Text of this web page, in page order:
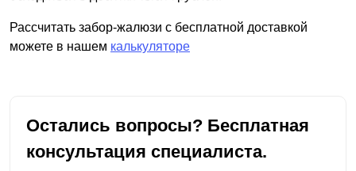
Рассчитать забор-жалюзи с бесплатной доставкой
можете в нашем калькуляторе
Остались вопросы? Бесплатная
консультация специалиста.